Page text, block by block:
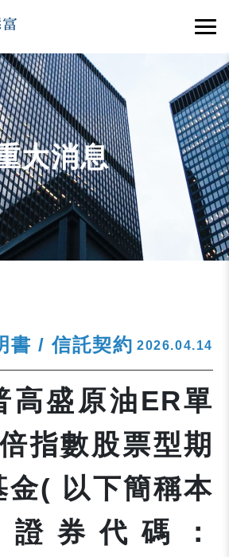
大消息
書 / 信託契約 2026.04.14
高盛原油ER單
指數股票型期
金( 以下簡稱本
券代碼：